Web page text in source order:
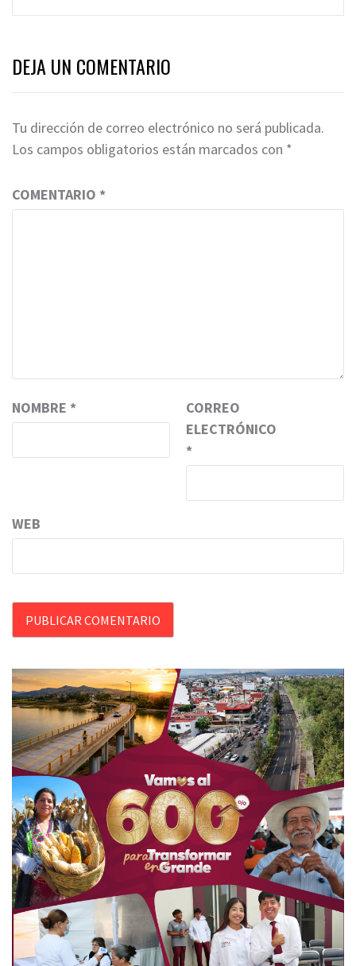
DEJA UN COMENTARIO
Tu dirección de correo electrónico no será publicada.
Los campos obligatorios están marcados con *
COMENTARIO *
NOMBRE *
CORREO
ELECTRÓNICO
*
WEB